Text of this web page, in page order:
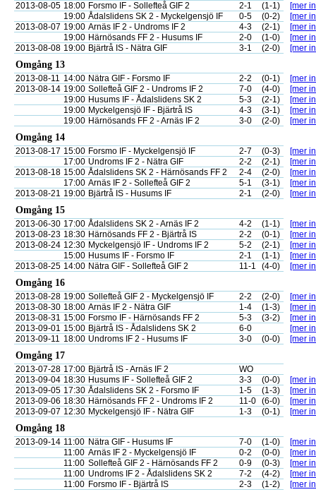
2013-08-05 18:00 Forsmo IF - Sollefteå GIF 2 2-1 (1-1)
[mer
19:00 Ådalslidens SK 2 - Myckelgensjö IF 0-5 (0-2)
[mer
2013-08-07 19:00 Arnäs IF 2 - Undroms IF 2 4-3 (2-1)
[mer
19:00 Härnösands FF 2 - Husums IF 2-0 (1-0)
[mer
2013-08-08 19:00 Bjärtrå IS - Nätra GIF 3-1 (2-0) [mer
Omgång 13
2013-08-11 14:00 Nätra GIF - Forsmo IF 2-2 (0-1)
[mer
2013-08-14 19:00 Sollefteå GIF 2 - Undroms IF 2 7-0 (4-0)
[mer
19:00 Husums IF - Ådalslidens SK 2 5-3 (2-1)
[mer
19:00 Myckelgensjö IF - Bjärtrå IS 4-3 (3-1)
[mer
19:00 Härnösands FF 2 - Arnäs IF 2 3-0 (2-0) [mer
Omgång 14
2013-08-17 15:00 Forsmo IF - Myckelgensjö IF 2-7 (0-3)
[mer
17:00 Undroms IF 2 - Nätra GIF 2-2 (2-1)
[mer
2013-08-18 15:00 Ådalslidens SK 2 - Härnösands FF 2 2-4 (2-0)
[mer
17:00 Arnäs IF 2 - Sollefteå GIF 2 5-1 (3-1)
[mer
2013-08-21 19:00 Bjärtrå IS - Husums IF 2-1 (2-0) [mer
Omgång 15
2013-06-30 17:00 Ådalslidens SK 2 - Arnäs IF 2 4-2 (1-1)
[mer
2013-08-23 18:30 Härnösands FF 2 - Bjärtrå IS 2-2 (0-1)
[mer
2013-08-24 12:30 Myckelgensjö IF - Undroms IF 2 5-2 (2-1)
[mer
15:00 Husums IF - Forsmo IF 2-1 (1-1)
[mer
2013-08-25 14:00 Nätra GIF - Sollefteå GIF 2 11-1 (4-0) [mer
Omgång 16
2013-08-28 19:00 Sollefteå GIF 2 - Myckelgensjö IF 2-2 (2-0)
[mer
2013-08-30 18:00 Arnäs IF 2 - Nätra GIF 1-4 (1-3)
[mer
2013-08-31 15:00 Forsmo IF - Härnösands FF 2 5-3 (3-2)
[mer
2013-09-01 15:00 Bjärtrå IS - Ådalslidens SK 2 6-0
[mer
2013-09-11 18:00 Undroms IF 2 - Husums IF 3-0 (0-0) [mer
Omgång 17
2013-07-28 17:00 Bjärtrå IS - Arnäs IF 2
WO
2013-09-04 18:30 Husums IF - Sollefteå GIF 2 3-3 (0-0)
[mer
2013-09-05 17:30 Ådalslidens SK 2 - Forsmo IF 1-5 (1-3)
[mer
2013-09-06 18:30 Härnösands FF 2 - Undroms IF 2 11-0 (6-0)
[mer
2013-09-07 12:30 Myckelgensjö IF - Nätra GIF 1-3 (0-1) [mer
Omgång 18
2013-09-14 11:00 Nätra GIF - Husums IF 7-0 (1-0)
[mer
11:00 Arnäs IF 2 - Myckelgensjö IF 0-2 (0-0)
[mer
11:00 Sollefteå GIF 2 - Härnösands FF 2 0-9 (0-3)
[mer
11:00 Undroms IF 2 - Ådalslidens SK 2 7-2 (4-2)
[mer
11:00 Forsmo IF - Bjärtrå IS 2-3 (1-2) [mer